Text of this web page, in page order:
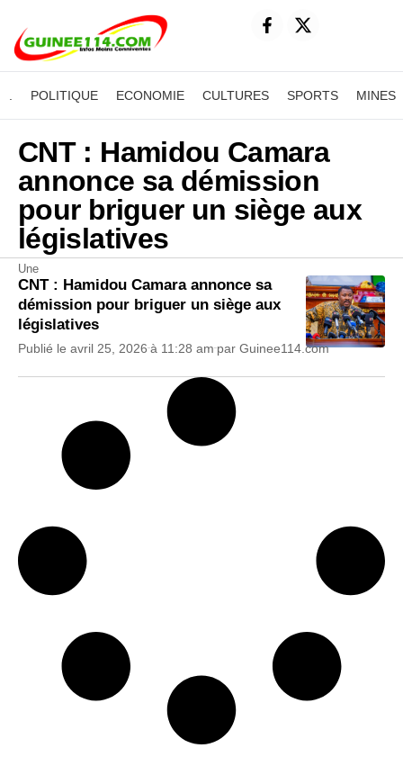
POLITIQUE ECONOMIE CULTURES SPORTS MINES
CNT : Hamidou Camara
annonce sa démission
pour briguer un siège aux
législatives
Une
CNT : Hamidou Camara annonce sa
démission pour briguer un siège aux
législatives
Publié le avril 25, 2026 à 11:28 am par Guinee114.com